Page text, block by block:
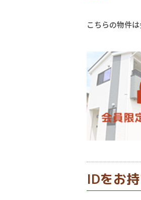
こちらの物件
IDをお